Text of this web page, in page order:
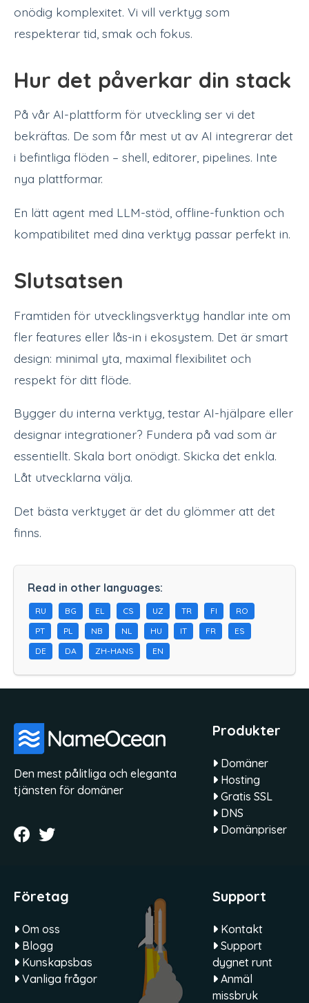
onödig komplexitet. Vi vill verktyg som
respekterar tid, smak och fokus.
Hur det påverkar din stack
På vår AI-plattform för utveckling ser vi det
bekräftas. De som får mest ut av AI integrerar det
i befintliga flöden – shell, editorer, pipelines. Inte
nya plattformar.
En lätt agent med LLM-stöd, offline-funktion och
kompatibilitet med dina verktyg passar perfekt in.
Slutsatsen
Framtiden för utvecklingsverktyg handlar inte om
fler features eller lås-in i ekosystem. Det är smart
design: minimal yta, maximal flexibilitet och
respekt för ditt flöde.
Bygger du interna verktyg, testar AI-hjälpare eller
designar integrationer? Fundera på vad som är
essentiellt. Skala bort onödigt. Skicka det enkla.
Låt utvecklarna välja.
Det bästa verktyget är det du glömmer att det
finns.
Read in other languages:
RU BG EL CS UZ TR FI
RO
PT
PL NB NL HU IT FR
ES
DE
DA ZH-HANS EN
Den mest pålitliga och eleganta
tjänsten för domäner
Produkter
Domäner
Hosting
Gratis SSL
DNS
Domänpriser
Företag
Om oss
Blogg
Kunskapsbas
Vanliga frågor
Support
Kontakt
Support
dygnet runt
Anmäl
missbruk